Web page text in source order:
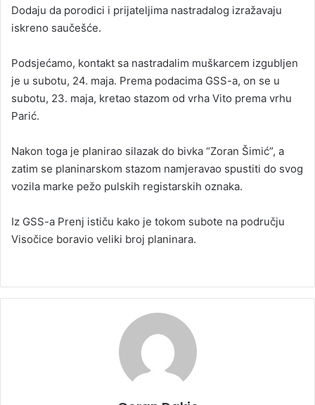
Dodaju da porodici i prijateljima nastradalog izražavaju
iskreno saučešće.
Podsjećamo, kontakt sa nastradalim muškarcem izgubljen
je u subotu, 24. maja. Prema podacima GSS-a, on se u
subotu, 23. maja, kretao stazom od vrha Vito prema vrhu
Parić.
Nakon toga je planirao silazak do bivka “Zoran Šimić”, a
zatim se planinarskom stazom namjeravao spustiti do svog
vozila marke pežo pulskih registarskih oznaka.
Iz GSS-a Prenj ističu kako je tokom subote na području
Visočice boravio veliki broj planinara.